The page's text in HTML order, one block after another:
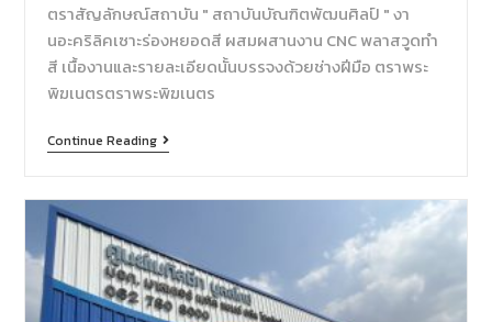
ตราสัญลักษณ์สถาบัน " สถาบันบัณฑิตพัฒนศิลป์ " งา
นอะคริลิคเซาะร่องหยอดสี ผสมผสานงาน CNC พลาสวูดทำ
สี เนื้องานและรายละเอียดนั้นบรรจงด้วยช่างฝีมือ ตราพระ
พิฆเนตรตราพระพิฆเนตร
Continue Reading